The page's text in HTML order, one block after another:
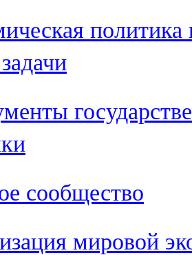
политика
сообщество
мировой